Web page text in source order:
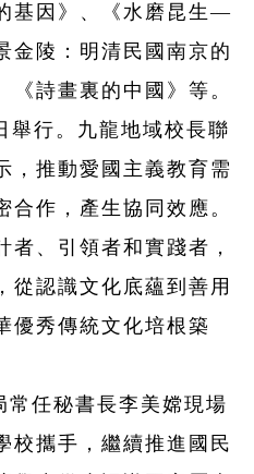
基因》、《水磨昆生—
金陵：明清民國南京的
詩畫裏的中國》等。
舉行。九龍地域校長聯
，推動愛國主義教育需
作，產生協同效應。
者、引領者和實踐者，
從認識文化底蘊到善用
優秀傳統文化培根築
常任秘書長李美嫦現場
校攜手，繼續推進國民